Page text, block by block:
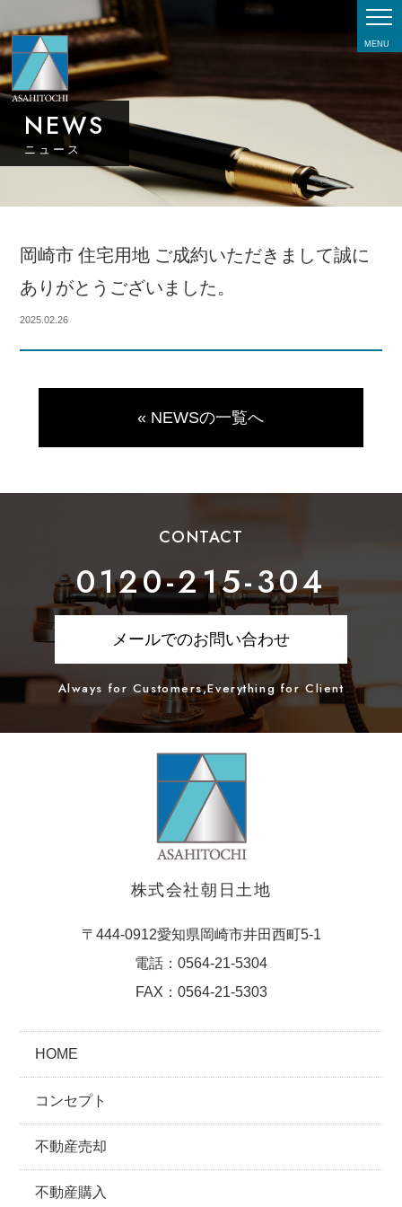
MENU
NEWS
ニュース
岡崎市 住宅用地 ご成約いただきまして誠に
ありがとうございました。
2025.02.26
« NEWSの一覧へ
CONTACT
0120-215-304
メールでのお問い合わせ
Always for Customers,Everything for Client
株式会社朝日土地
〒444-0912愛知県岡崎市井田西町5-1
電話：0564-21-5304
FAX：0564-21-5303
HOME
コンセプト
不動産売却
不動産購入